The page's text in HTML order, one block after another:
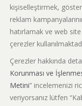
SP | Assembled
Spray Up Applications
CR | Assembled
Pipe-Chopping
kişiselleştirmek,
reklam
hatırlamak ve web
çerezler
Çerezler hakkında
Korunması ve
Metini” incelemenizi
veriyorsanız lütfen